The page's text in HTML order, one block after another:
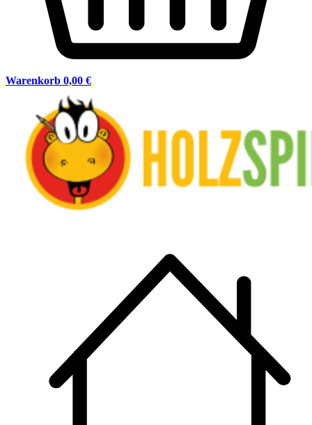
Warenkorb 0,00 €